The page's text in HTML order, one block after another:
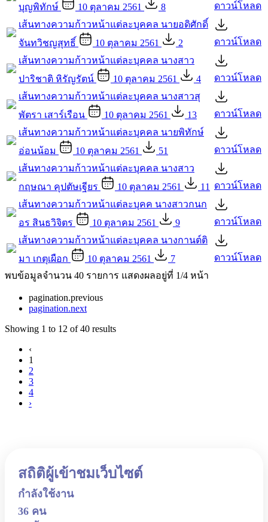
บุญพิทักษ์
10 ตุลาคม 2561 8
ดาวน์โหลด
เส้นทางความก้าวหน้าแต่ละบุคคล นายอดิศักดิ์
จันทวิชญสุทธิ์
10 ตุลาคม 2561 2
ดาวน์โหลด
เส้นทางความก้าวหน้าแต่ละบุคคล นางสาว
ปาริชาติ หิรัญรัตน์
10 ตุลาคม 2561 4
ดาวน์โหลด
เส้นทางความก้าวหน้าแต่ละบุคคล นางสาวสุ
พัตรา เสาร์เรือน
10 ตุลาคม 2561 13
ดาวน์โหลด
เส้นทางความก้าวหน้าแต่ละบุคคล นายพิทักษ์
อ่อนน้อม
10 ตุลาคม 2561 51
ดาวน์โหลด
เส้นทางความก้าวหน้าแต่ละบุคคล นางสาว
กฤษณา คุปตัษเฐียร
10 ตุลาคม 2561 11
ดาวน์โหลด
เส้นทางความก้าวหน้าแต่ละบุคค นางสาวกนก
อร สินธวิจิตร
10 ตุลาคม 2561 9
ดาวน์โหลด
เส้นทางความก้าวหน้าแต่ละบุคคล นางกานต์ติ
มา เกตุเผือก
10 ตุลาคม 2561 7
ดาวน์โหลด
พบข้อมูลจำนวน 40 รายการ แสดงผลอยู่ที่ 1/4 หน้า
pagination.previous
pagination.next
Showing 1 to 12 of40 results
‹
1
2
3
4
›
สถิติผู้เข้าชมเว็บไซต์
กำลังใช้งาน
36 คน